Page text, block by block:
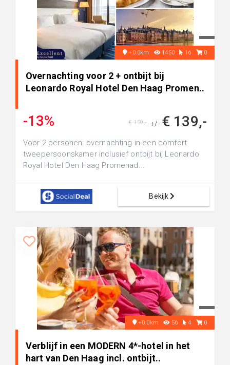
+0.0km 1450 16 0
Overnachting voor 2 + ontbijt bij
Leonardo Royal Hotel Den Haag Promen..
-13% +/- € 139,-
€ 159,-
Voor 2 personen: overnachting in een comfort
tweepersoonskamer inclusief ontbijt bij Leonardo
Royal Hotel Den Haag Promenad...
Bekijk
+0.0km 56 4 0
Verblijf in een MODERN 4*-hotel in het
hart van Den Haag incl. ontbijt..